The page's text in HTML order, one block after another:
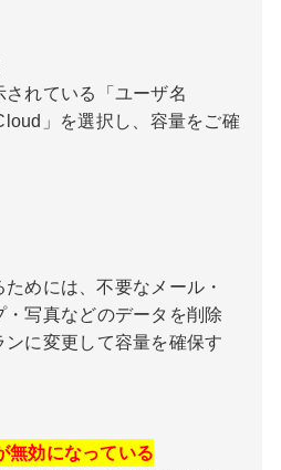
されている「ユーザ名
」を選択し、容量をご確
めには、不要なメール・
写真などのデータを削除
に変更して容量を確保す
効になっている